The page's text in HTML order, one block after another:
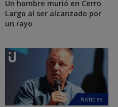
Un hombre murió en Cerro
Largo al ser alcanzado por
un rayo
Noticias